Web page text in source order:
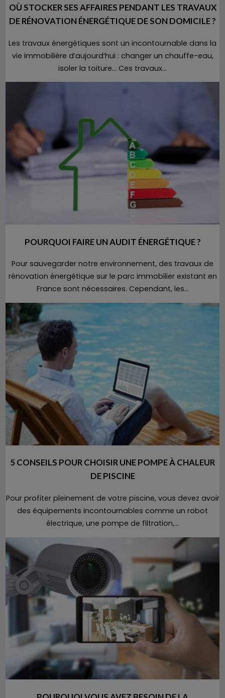
OÙ STOCKER SES AFFAIRES PENDANT LES TRAVAUX
DE RÉNOVATION ÉNERGÉTIQUE DE SON DOMICILE ?
Les travaux énergétiques sont un incontournable dans la
vie immobilière d’aujourd’hui : changer un chauffe-eau,
isoler la toiture… Ces travaux...
POURQUOI FAIRE UN AUDIT ÉNERGÉTIQUE ?
Pour sauvegarder notre environnement, des travaux de
rénovation énergétique sur le parc immobilier existant en
France sont nécessaires. Cependant, les...
5 CONSEILS POUR CHOISIR UNE POMPE À CHALEUR
DE PISCINE
Pour profiter pleinement de votre piscine, vous devez avoir
des équipements incontournables comme un robot
électrique, une pompe de filtration,...